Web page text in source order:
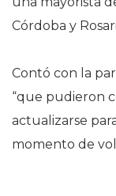
Córdoba y
Contó con la
“que pudieron
actualizarse
momento de